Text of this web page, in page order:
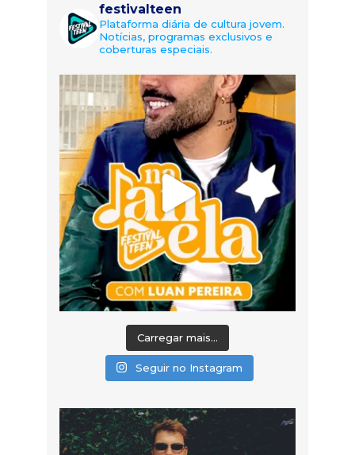
festivalteen
Plataforma diária de cultura jovem.
Notícias, programas exclusivos e
coberturas especiais.
Carregar mais...
Seguir no Instagram